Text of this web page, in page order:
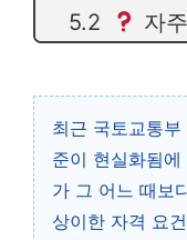
자
최근 국토교통
준이 현실화됨
가 그 어느 때보
상이한 자격 요